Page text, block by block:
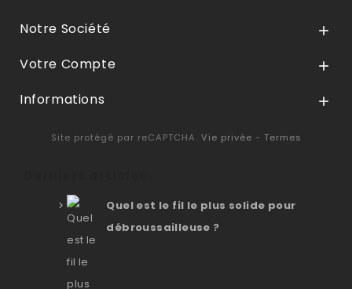
Notre Société 
Votre Compte 
Informations 
Site protégé par reCAPTCHA. Vie privée - Termes
Quel est le fil le plus solide pour
débroussailleuse ?